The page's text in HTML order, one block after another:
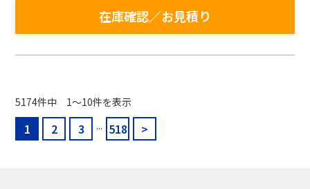
在庫確認／お見積り
5174件中 1〜10件を表示
1 2 3 ... 518 >